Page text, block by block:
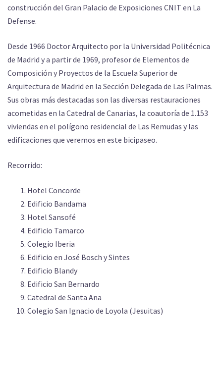
construcción del Gran Palacio de Exposiciones CNIT en La
Defense.
Desde 1966 Doctor Arquitecto por la Universidad Politécnica
de Madrid y a partir de 1969, profesor de Elementos de
Composición y Proyectos de la Escuela Superior de
Arquitectura de Madrid en la Sección Delegada de Las Palmas.
Sus obras más destacadas son las diversas restauraciones
acometidas en la Catedral de Canarias, la coautoría de 1.153
viviendas en el polígono residencial de Las Remudas y las
edificaciones que veremos en este bicipaseo.
Recorrido:
Hotel Concorde
Edificio Bandama
Hotel Sansofé
Edificio Tamarco
Colegio Iberia
Edificio en José Bosch y Sintes
Edificio Blandy
Edificio San Bernardo
Catedral de Santa Ana
Colegio San Ignacio de Loyola (Jesuitas)